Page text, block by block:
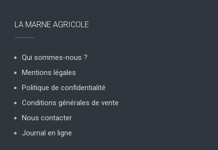
LA MARNE AGRICOLE
Qui sommes-nous ?
Mentions légales
Politique de confidentialité
Conditions générales de vente
Nous contacter
Journal en ligne